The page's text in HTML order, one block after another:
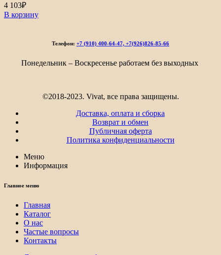
4 103₽
В корзину
Телефон: +7 (910) 400-64-47, +7(926)826-85-66
Понедельник – Воскресенье работаем без выходных
©2018-2023. Vivat, все права защищены.
Доставка, оплата и сборка
Возврат и обмен
Публичная оферта
Политика конфиденциальности
Меню
Информация
Главное меню
Главная
Каталог
О нас
Частые вопросы
Контакты